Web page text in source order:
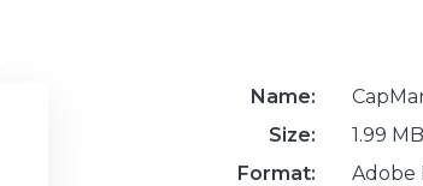
Name:
Size:
1.99 MB
Format:
Adobe